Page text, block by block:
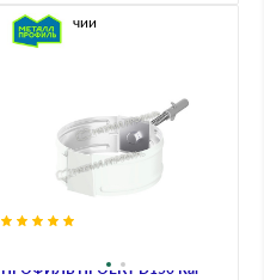
ПРОФИЛЬ ПРОЕКТ D150 Ral
В наличии